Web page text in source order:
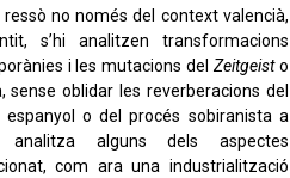
no només del context valencià,
s’hi analitzen transformacions
i les mutacions delZeitgeisto
oblidar les reverberacions del
o del procés sobiranista a
analitza alguns dels aspectes
com ara una industrialització